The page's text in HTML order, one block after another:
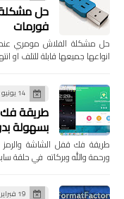
حل
فورمات
حل مشكلة الفلاش مومري عند
انواعها جميعها قابلة للتلف او
14 يونيو 2015
طريقة فك
بسهولة
طريقة فك قفل الشاشة والرمز
ورحمة والله وبركاته في حلقة
19 فبراير 2015